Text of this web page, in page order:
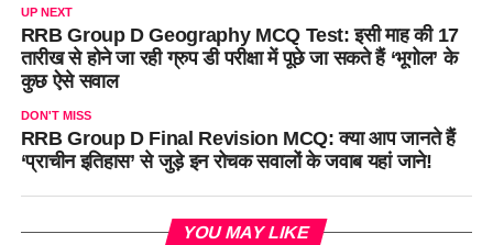
UP NEXT
RRB Group D Geography MCQ Test: इसी माह की 17
तारीख से होने जा रही ग्रुप डी परीक्षा में पूछे जा सकते हैं ‘भूगोल’ के
कुछ ऐसे सवाल
DON'T MISS
RRB Group D Final Revision MCQ: क्या आप जानते हैं
‘प्राचीन इतिहास’ से जुड़े इन रोचक सवालों के जवाब यहां जाने!
YOU MAY LIKE